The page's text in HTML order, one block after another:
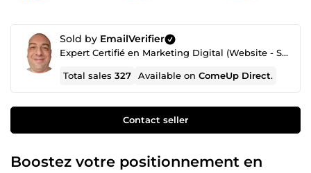
Sold by EmailVerifier
Expert Certifié en Marketing Digital (Website - SEO - Netlinking - Création de Traffic - Emailing)
Total sales327 Available onComeUp Direct.
Contact seller
Boostez votre positionnement en